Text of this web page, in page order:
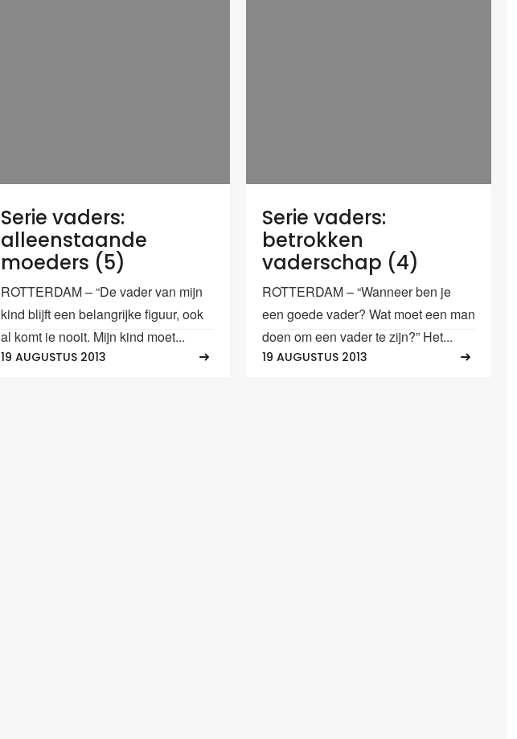
Serie vaders:
alleenstaande
moeders (5)
ROTTERDAM – “De vader van mijn
kind blijft een belangrijke figuur, ook
al komt ie nooit. Mijn kind moet...
19 AUGUSTUS 2013
Serie vaders:
betrokken
vaderschap (4)
ROTTERDAM – “Wanneer ben je
een goede vader? Wat moet een man
doen om een vader te zijn?” Het...
19 AUGUSTUS 2013